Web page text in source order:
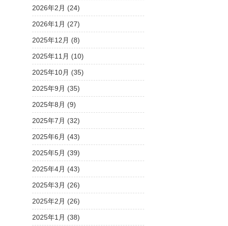
2026年2月 (24)
2026年1月 (27)
2025年12月 (8)
2025年11月 (10)
2025年10月 (35)
2025年9月 (35)
2025年8月 (9)
2025年7月 (32)
2025年6月 (43)
2025年5月 (39)
2025年4月 (43)
2025年3月 (26)
2025年2月 (26)
2025年1月 (38)